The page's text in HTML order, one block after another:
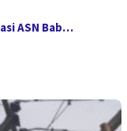
ASN Bab…